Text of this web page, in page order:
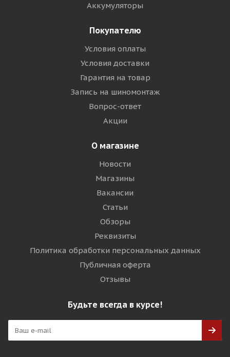
Аккумуляторы
Покупателю
Условия оплаты
Условия доставки
Гарантия на товар
Запись на шиномонтаж
Вопрос-ответ
Акции
О магазине
Новости
Магазины
Вакансии
Статьи
Обзоры
Реквизиты
Политика обработки персональных данных
Публичная оферта
Отзывы
Будьте всегда в курсе!